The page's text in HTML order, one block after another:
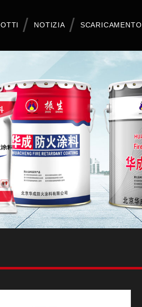
NOTIZIA SCARICAMENTO